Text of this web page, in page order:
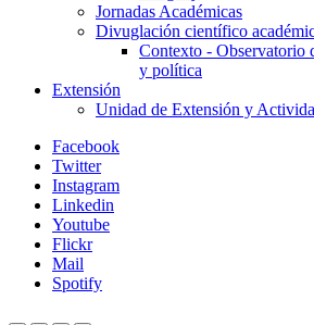
Jornadas Académicas
Divuglación científico
Contexto - Observatorio
y política
Extensión
Unidad de Extensión y
Facebook
Twitter
Instagram
Linkedin
Youtube
Flickr
Mail
Spotify